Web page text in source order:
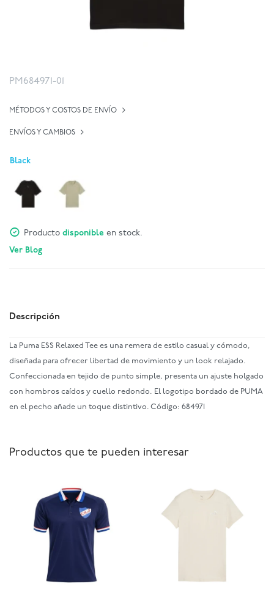
PM684971-01
MÉTODOS Y COSTOS DE ENVÍO
ENVÍOS Y CAMBIOS
Black
Producto disponible en stock.
Ver Blog
Descripción
La Puma ESS Relaxed Tee es una remera de estilo casual y cómodo,
diseñada para ofrecer libertad de movimiento y un look relajado.
Confeccionada en tejido de punto simple, presenta un ajuste holgado
con hombros caídos y cuello redondo. El logotipo bordado de PUMA
en el pecho añade un toque distintivo. Código: 684971
Productos que te pueden interesar